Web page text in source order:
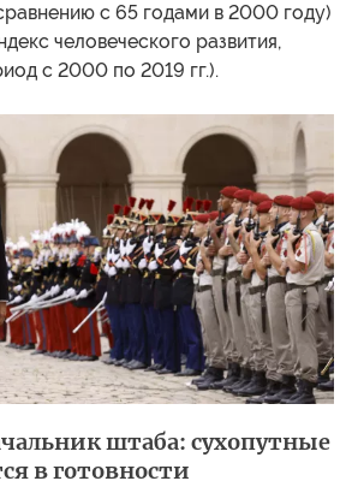
с 65 годами в 2000 году)
человеческого развития,
с 2000 по 2019 гг.).
штаба: сухопутные
в готовности